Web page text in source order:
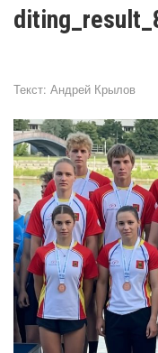
Текст: Андрей Крылов